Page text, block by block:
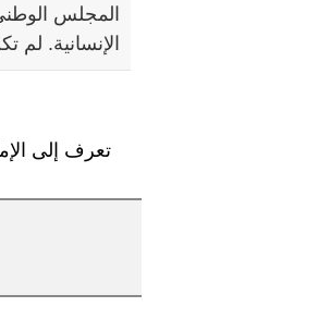
المجلس
الإنسانية. لم
تعرف إلى